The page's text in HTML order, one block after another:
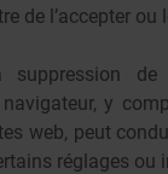
de l’accepter ou
suppression
y
web, peut
réglages ou